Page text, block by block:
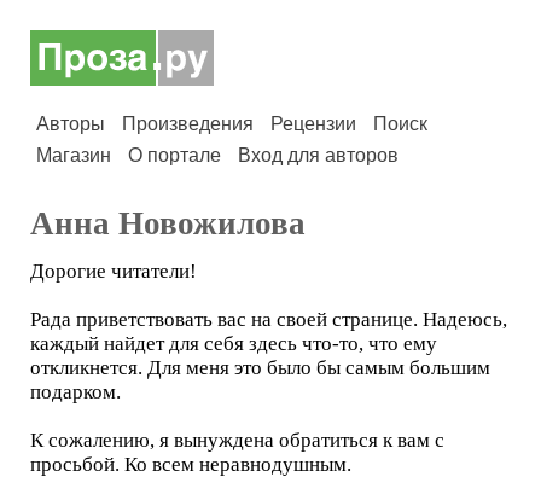
Авторы Произведения Рецензии
Поиск
Магазин
О портале Вход для авторов
Анна Новожилова
Дорогие читатели!
Рада приветствовать вас на своей странице. Надеюсь,
каждый найдет для себя здесь что-то, что ему
откликнется. Для меня это было бы самым большим
подарком.
К сожалению, я вынуждена обратиться к вам с
просьбой. Ко всем неравнодушным.